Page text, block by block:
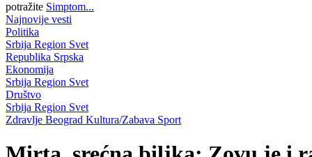
potražite Simptom...
Najnovije vesti
Politika
Srbija Region Svet
Republika Srpska
Ekonomija
Srbija Region Svet
Društvo
Srbija Region Svet
Zdravlje Beograd Kultura/Zabava Sport